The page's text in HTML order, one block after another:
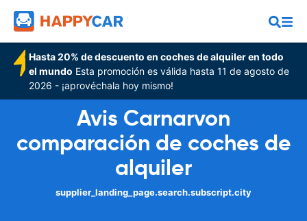
Hasta 20% de descuento en coches de alquiler en todo
el mundo Esta promoción es válida hasta 11 de agosto de
2026 - ¡aprovéchala hoy mismo!
Avis Carnarvon
comparación de coches de
alquiler
supplier_landing_page.search.subscript.city